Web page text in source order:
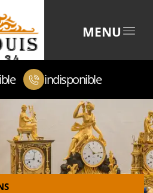
MENU
indisponible